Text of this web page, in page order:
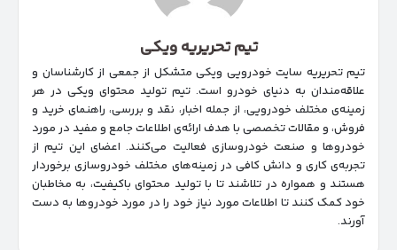
تیم تحریریه ویکی
تیم تحریریه سایت خودرویی ویکی متشکل از جمعی از کارشناسان و
علاقه‌مندان به دنیای خودرو است. تیم تولید محتوای ویکی در هر
زمینه‌‌ی مختلف خودرویی، از جمله اخبار، نقد و بررسی، راهنمای خرید و
فروش، و مقالات تخصصی با هدف ارائه‌ی اطلاعات جامع و مفید در مورد
خودروها و صنعت خودروسازی فعالیت می‌کنند. اعضای این تیم از
تجربه‌ی کاری و دانش کافی در زمینه‌های مختلف خودروسازی برخوردار
هستند و همواره در تلاشند تا با تولید محتوای باکیفیت، به مخاطبان
خود کمک کنند تا اطلاعات مورد نیاز خود را در مورد خودروها به دست
آورند.